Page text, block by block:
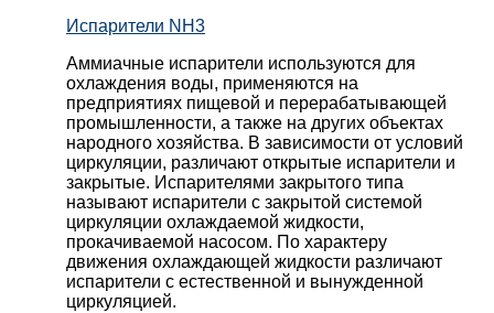
Испарители NH3
Аммиачные испарители используются для
охлаждения воды, применяются на
предприятиях пищевой и перерабатывающей
промышленности, а также на других объектах
народного хозяйства. В зависимости от условий
циркуляции, различают открытые испарители и
закрытые. Испарителями закрытого типа
называют испарители с закрытой системой
циркуляции охлаждаемой жидкости,
прокачиваемой насосом. По характеру
движения охлаждающей жидкости различают
испарители с естественной и вынужденной
циркуляцией.